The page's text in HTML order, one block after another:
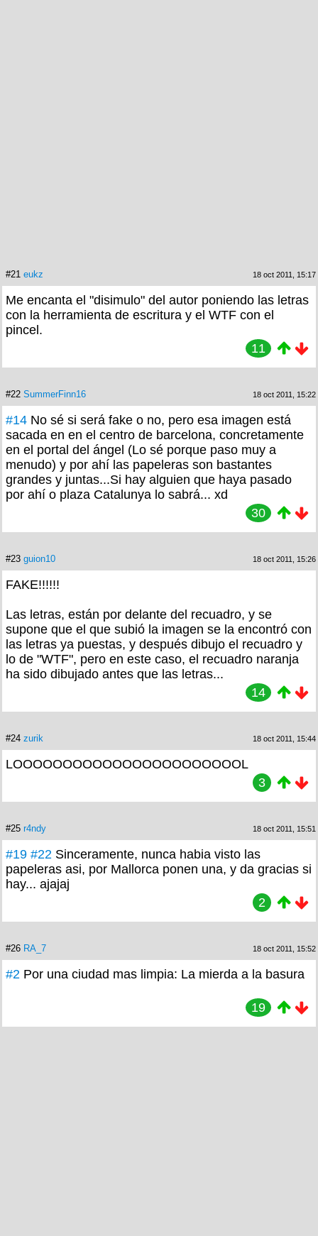
#21 eukz 18 oct 2011, 15:17
Me encanta el "disimulo" del autor poniendo las letras
con la herramienta de escritura y el WTF con el
pincel.
11
#22 SummerFinn16 18 oct 2011, 15:22
#14 No sé si será fake o no, pero esa imagen está
sacada en en el centro de barcelona, concretamente
en el portal del ángel (Lo sé porque paso muy a
menudo) y por ahí las papeleras son bastantes
grandes y juntas...Si hay alguien que haya pasado
por ahí o plaza Catalunya lo sabrá... xd
30
#23 guion10 18 oct 2011, 15:26
FAKE!!!!!!
Las letras, están por delante del recuadro, y se
supone que el que subió la imagen se la encontró con
las letras ya puestas, y después dibujo el recuadro y
lo de "WTF", pero en este caso, el recuadro naranja
ha sido dibujado antes que las letras...
14
#24 zurik 18 oct 2011, 15:44
LOOOOOOOOOOOOOOOOOOOOOOOL
3
#25 r4ndy 18 oct 2011, 15:51
#19 #22 Sinceramente, nunca habia visto las
papeleras asi, por Mallorca ponen una, y da gracias si
hay... ajajaj
2
#26 RA_7 18 oct 2011, 15:52
#2 Por una ciudad mas limpia: La mierda a la basura
19